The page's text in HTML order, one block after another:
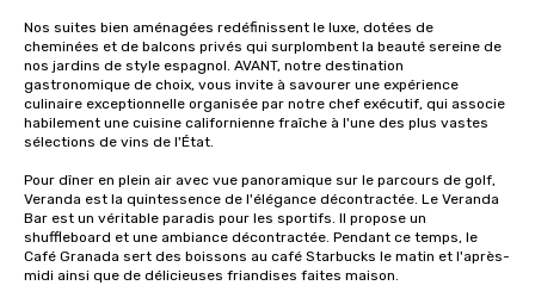
Nos suites bien aménagées redéfinissent le luxe, dotées de
cheminées et de balcons privés qui surplombent la beauté sereine de
nos jardins de style espagnol. AVANT, notre destination
gastronomique de choix, vous invite à savourer une expérience
culinaire exceptionnelle organisée par notre chef exécutif, qui associe
habilement une cuisine californienne fraîche à l'une des plus vastes
sélections de vins de l'État.
Pour dîner en plein air avec vue panoramique sur le parcours de golf,
Veranda est la quintessence de l'élégance décontractée. Le Veranda
Bar est un véritable paradis pour les sportifs. Il propose un
shuffleboard et une ambiance décontractée. Pendant ce temps, le
Café Granada sert des boissons au café Starbucks le matin et l'après-
midi ainsi que de délicieuses friandises faites maison.